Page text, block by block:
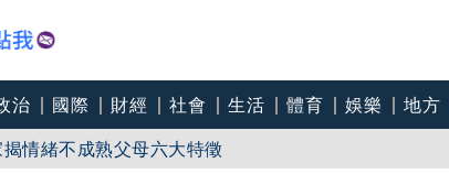
治 國際 財經 社會 生活 體育 娛樂 地方
情緒不成熟父母六大特徵
果慘了…遭法院開罰下場曝